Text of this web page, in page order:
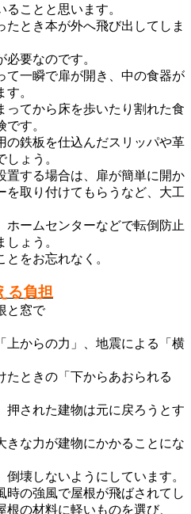
ことと思います。
とき本が外へ飛び出してしま
要なのです。
て一瞬で扉が開き、中の食器が
。
ってから床を歩いたり割れた食
す。
の鉄板を仕込んだスリッパや革
ょう。
置する場合は、扉が簡単に開か
を取り付けてもらうなど、大工
ホームセンターなどで転倒防止
ょう。
をお忘れなく。
る負担
と窓で
上からの力」、地震による「横
たときの「下からあおられる
押された建物は元に戻ろうとす
きな力が建物にかかることにな
壊しないようにしています。
時の強風で屋根が飛ばされてし
の材料に軽いものを選び、